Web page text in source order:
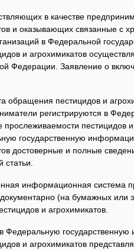
в качестве
и оказывающих связанные с
в Федеральной
и агрохимикатов
Федерации. Заявление о
обращения пестицидов и
регистрируются в
пестицидов
государственную
достоверные и полные
информационная система
(на бумажных или
и агрохимикатов.
и агрохимикатов